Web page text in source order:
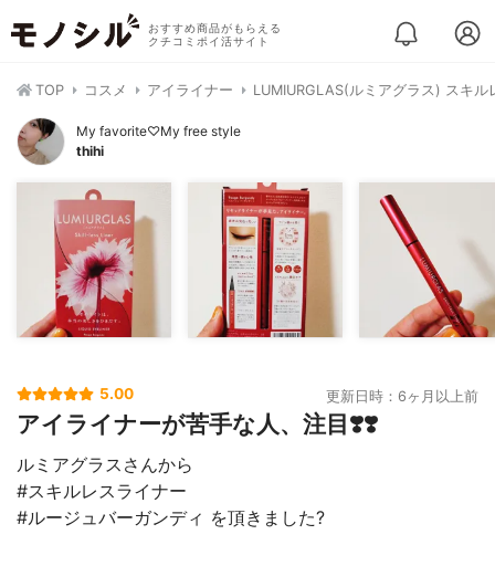
おすすめ商品がもらえる
クチコミポイ活サイト
TOP コスメ アイライナー LUMIURGLAS(ルミアグラス) スキル
My favorite♡My free style
thihi
5.00 更新日時：6ヶ月以上前
アイライナーが苦手な人、注目❣️❣️
ルミアグラスさんから
#スキルレスライナー
#ルージュバーガンディ を頂きました?